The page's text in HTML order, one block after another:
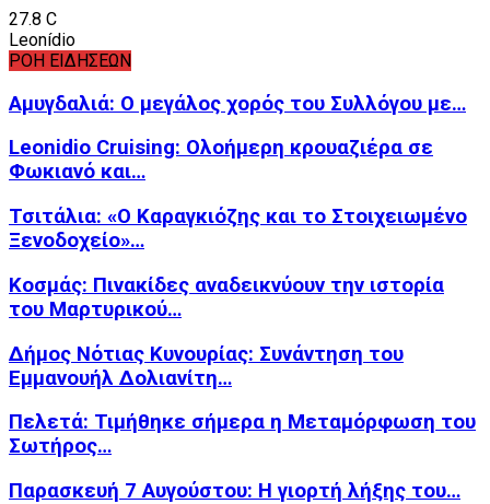
27.8 C
Leonídio
ΡΟΗ ΕΙΔΗΣΕΩΝ
Αμυγδαλιά: Ο μεγάλος χορός του Συλλόγου με…
Leonidio Cruising: Ολοήμερη κρουαζιέρα σε
Φωκιανό και…
Τσιτάλια: «Ο Καραγκιόζης και το Στοιχειωμένο
Ξενοδοχείο»…
Κοσμάς: Πινακίδες αναδεικνύουν την ιστορία
του Μαρτυρικού…
Δήμος Νότιας Κυνουρίας: Συνάντηση του
Εμμανουήλ Δολιανίτη…
Πελετά: Τιμήθηκε σήμερα η Μεταμόρφωση του
Σωτήρος…
Παρασκευή 7 Αυγούστου: Η γιορτή λήξης του…